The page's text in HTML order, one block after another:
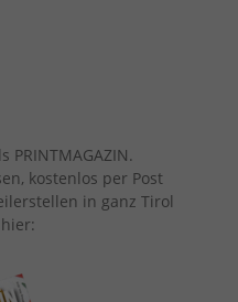
kostenlos per Post
in ganz Tirol